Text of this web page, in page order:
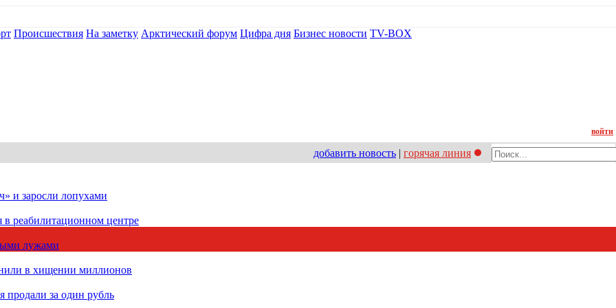
Происшествия На заметку Арктический форум Цифра дня Бизнес новости TV-BOX
войти
добавить новость | горячая линия
и заросли лопухами
реабилитационном центре
лужами
в хищении миллионов
продали за один рубль